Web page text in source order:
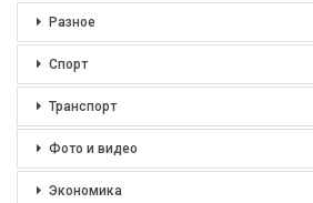
Разное
Спорт
Транспорт
Фото и видео
Экономика